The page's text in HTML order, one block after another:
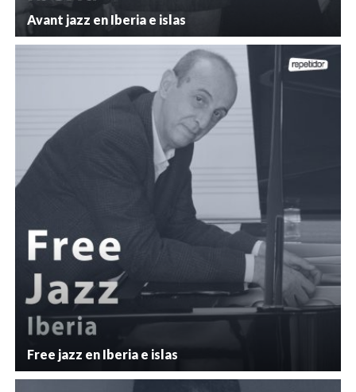
Avant jazz en Iberia e islas
Free jazz en Iberia e islas